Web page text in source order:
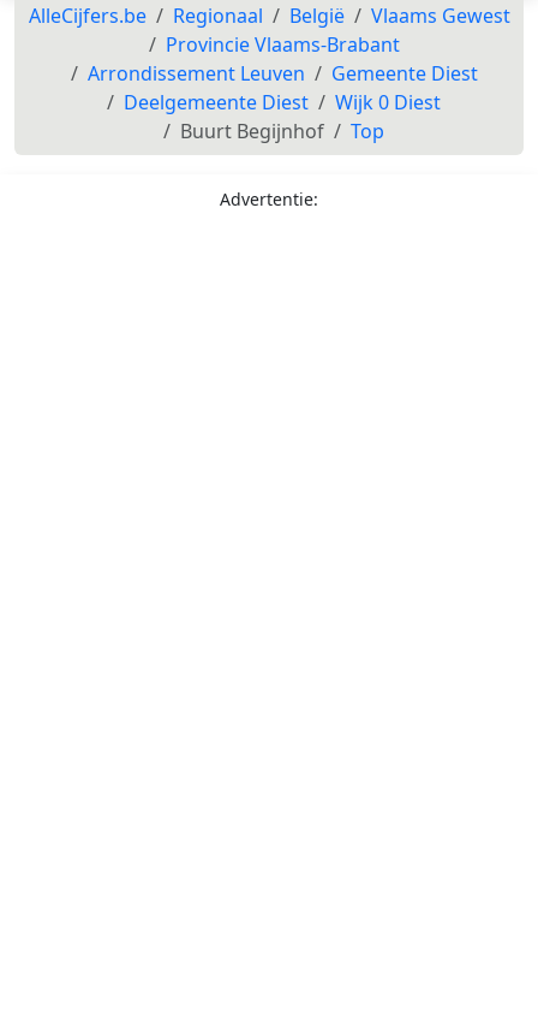
AlleCijfers.be Regionaal België
Vlaams Gewest
Provincie Vlaams-Brabant
Arrondissement Leuven
Gemeente Diest
Deelgemeente Diest
Wijk 0 Diest
Buurt Begijnhof
Top
Advertentie: